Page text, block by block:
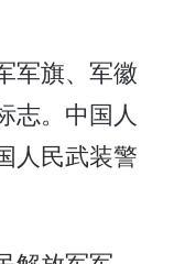
军旗、军徽
志。中国人
人民武装警